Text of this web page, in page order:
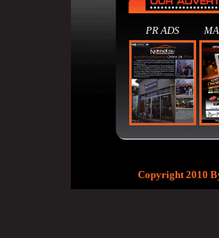
PR ADS
Copyright 2010